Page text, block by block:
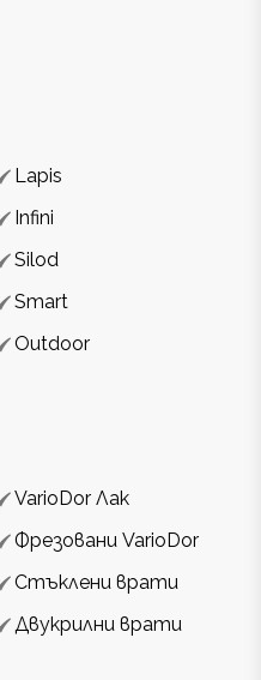
Lapis
Infini
Silod
Smart
Outdoor
VarioDor Лак
Фрезовани VarioDor
Стъклени врати
Двукрилни врати